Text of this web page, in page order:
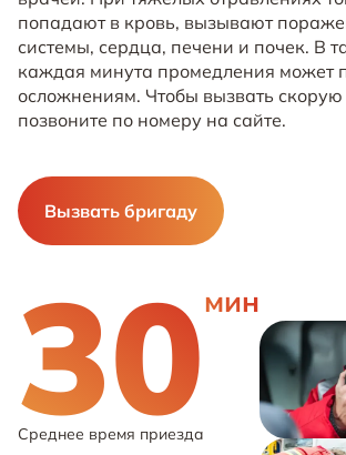
попадают в кровь, вызывают
системы, сердца, печени и почек. В
каждая минута промедления может
осложнениям. Чтобы вызвать
позвоните по номеру на сайте.
Вызвать бригаду
30мин
Среднее время приезда